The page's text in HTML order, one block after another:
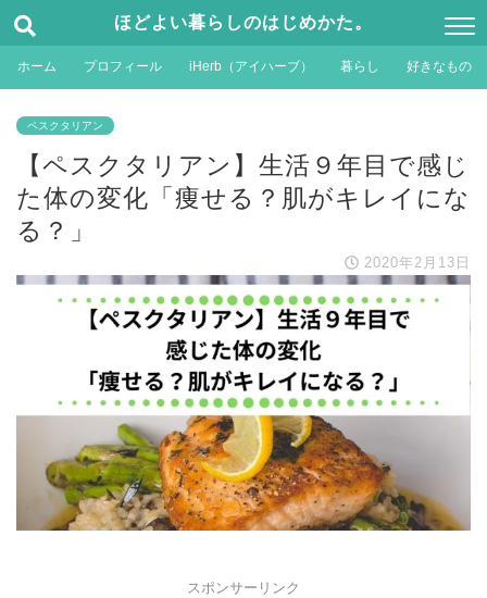
ほどよい暮らしのはじめかた。
ホーム プロフィール iHerb（アイハーブ） 暮らし 好きなもの
ペスクタリアン
【ペスクタリアン】生活９年目で感じ
た体の変化「痩せる？肌がキレイにな
る？」
2020年2月13日
スポンサーリンク